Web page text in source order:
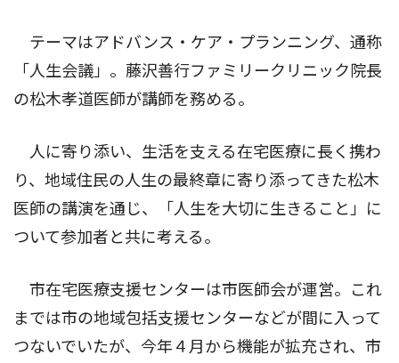
テーマはアドバンス・ケア・プランニング、通称
「人生会議」。藤沢善行ファミリークリニック院長
の松木孝道医師が講師を務める。
人に寄り添い、生活を支える在宅医療に長く携わ
り、地域住民の人生の最終章に寄り添ってきた松木
医師の講演を通じ、「人生を大切に生きること」に
ついて参加者と共に考える。
市在宅医療支援センターは市医師会が運営。これ
までは市の地域包括支援センターなどが間に入って
つないでいたが、今年４月から機能が拡充され、市